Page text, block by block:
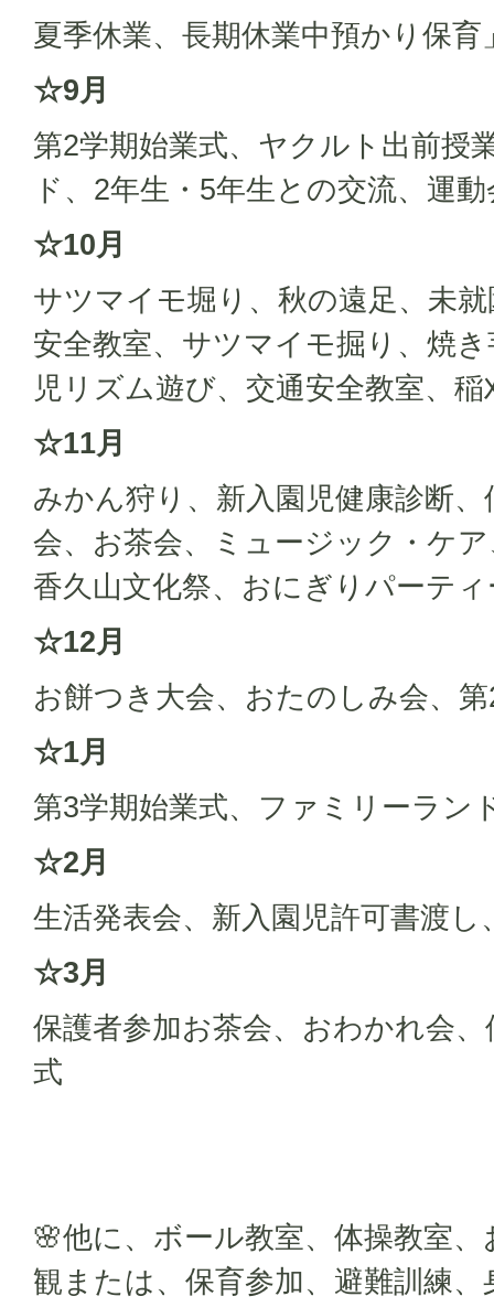
夏季休業、長期休業中預かり保育
☆9月
第2学期始業式、ヤクルト出前授
ド、2年生・5年生との交流、運動
☆10月
サツマイモ堀り、秋の遠足、未
安全教室、サツマイモ掘り、焼
児リズム遊び、交通安全教室、稲
☆11月
みかん狩り、新入園児健康診断
会、お茶会、ミュージック・ケ
香久山文化祭、おにぎりパーティ
☆12月
お餅つき大会、おたのしみ会、
☆1月
第3学期始業式、ファミリーラン
☆2月
生活発表会、新入園児許可書渡し
☆3月
保護者参加お茶会、おわかれ会
式
🌸他に、ボール教室、体操教室
観または、保育参加、避難訓練